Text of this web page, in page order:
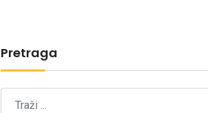
Pretraga